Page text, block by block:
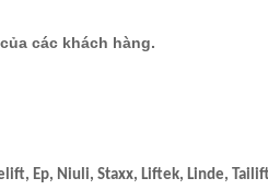
các khách hàng.
Ep, Niuli, Staxx, Liftek, Linde,